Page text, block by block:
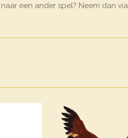
een ander spel? Neem dan via